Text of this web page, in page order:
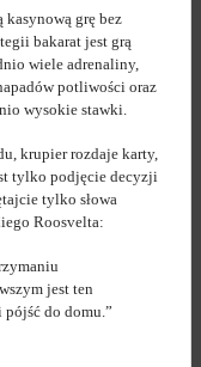
kasynową grę bez
bakarat jest grą
wiele adrenaliny,
potliwości oraz
wysokie stawki.
krupier rozdaje karty,
tylko podjęcie decyzji
tylko słowa
Roosvelta:
jest ten
do domu.”